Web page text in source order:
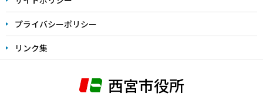
プライバシーポリシー
リンク集
西宮市役所